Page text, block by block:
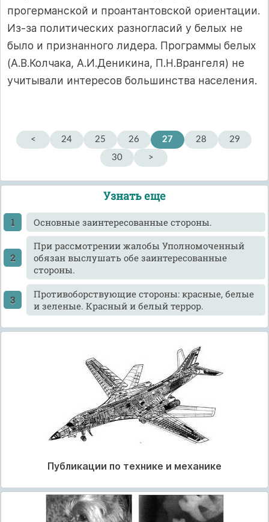
прогерманской и проантантовской ориентации.
Из-за политических разногласий у белых не
было и признанного лидера. Программы белых
(А.В.Колчака, А.И.Деникина, П.Н.Врангеля) не
учитывали интересов большинства населения.
< 24 25 26 27 28
29
30
>
Узнать еще
Основные заинтересованные стороны.
При рассмотрении жалобы Уполномоченный
обязан выслушать обе заинтересованные
стороны.
Противоборствующие стороны: красные, белые
и зеленые. Красный и белый террор.
Публикации по технике и механике